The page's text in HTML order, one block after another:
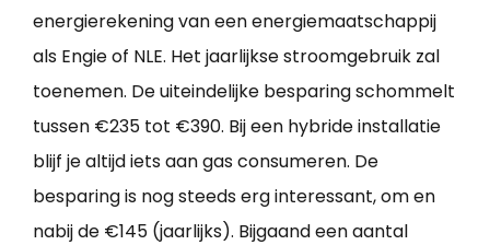
energierekening van een energiemaatschappij
als Engie of NLE. Het jaarlijkse stroomgebruik zal
toenemen. De uiteindelijke besparing schommelt
tussen €235 tot €390. Bij een hybride installatie
blijf je altijd iets aan gas consumeren. De
besparing is nog steeds erg interessant, om en
nabij de €145 (jaarlijks). Bijgaand een aantal